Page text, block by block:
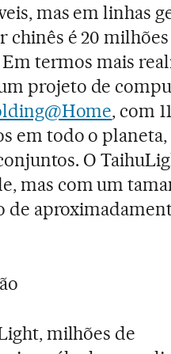
mas em linhas
é 20
termos mais
projeto de
, com
em todo o planeta,
O
mas com um
milhões de